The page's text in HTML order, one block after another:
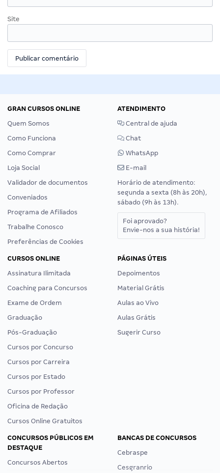
Site
GRAN CURSOS ONLINE
Quem Somos
Como Funciona
Como Comprar
Loja Social
Validador de documentos
Conveniados
Programa de Afiliados
Trabalhe Conosco
Preferências de Cookies
ATENDIMENTO
Central de ajuda
Chat
WhatsApp
E-mail
Horário de atendimento:
segunda a sexta (8h às 20h),
sábado (9h às 13h).
Foi aprovado?
Envie-nos a sua história!
CURSOS ONLINE
Assinatura Ilimitada
Coaching para Concursos
Exame de Ordem
Graduação
Pós-Graduação
Cursos por Concurso
Cursos por Carreira
Cursos por Estado
Cursos por Professor
Oficina de Redação
Cursos Online Gratuitos
PÁGINAS ÚTEIS
Depoimentos
Material Grátis
Aulas ao Vivo
Aulas Grátis
Sugerir Curso
CONCURSOS PÚBLICOS EM
DESTAQUE
Concursos Abertos
BANCAS DE CONCURSOS
Cebraspe
Cesgranrio